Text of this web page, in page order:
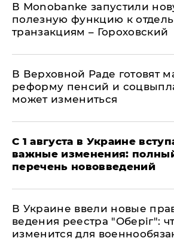
В Мonobankе запустили
полезную функцию к
транзакциям – Гороховский
В Верховной Раде готовят
реформу пенсий и
может измениться
С 1 августа в Украине
важные изменения:
перечень нововведений
В Украине ввели новые
ведения реестра "Оберіг":
изменится для